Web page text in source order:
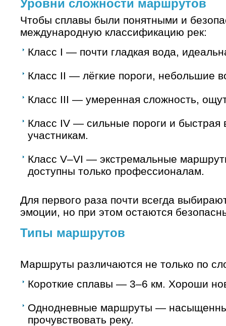
Уровни сложности маршрутов
Чтобы сплавы были понятными и
международную классификацию рек:
Класс I — почти гладкая вода,
Класс II — лёгкие пороги, небольшие
Класс III — умеренная сложность,
Класс IV — сильные пороги и быстрая
участникам.
Класс V–VI — экстремальные
доступны только профессионалам.
Для первого раза почти всегда
эмоции, но при этом остаются
Типы маршрутов
Маршруты различаются не только по
Короткие сплавы — 3–6 км. Хороши
Однодневные маршруты —
прочувствовать реку.